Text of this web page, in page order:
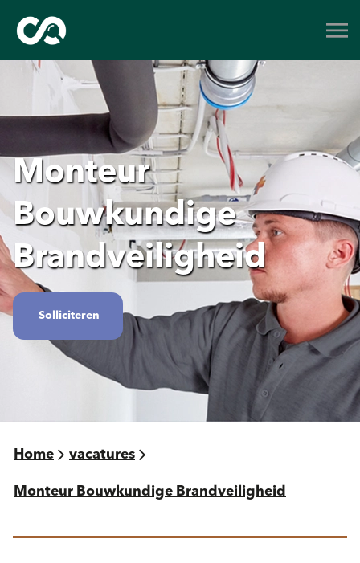
Monteur
Bouwkundige
Brandveiligheid
Solliciteren
Home vacatures
Monteur Bouwkundige Brandveiligheid